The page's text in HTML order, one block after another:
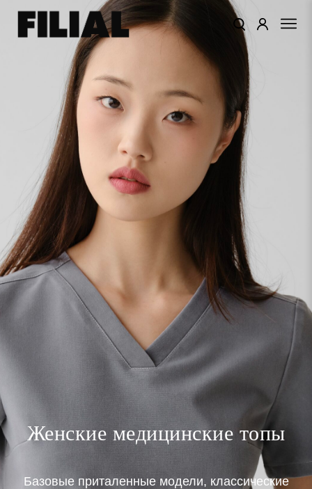
ПОДАРОЧНЫЙ
СЕРТИФИКАТ
ЦВЕТА
ОДЕЖДА
Женские медицинские топы
Базовые приталенные модели, классические